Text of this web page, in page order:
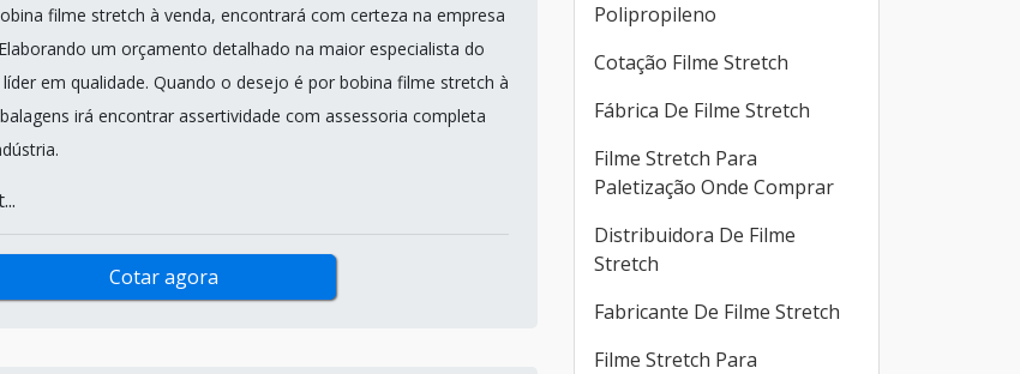
filme stretch à venda, encontrará com certeza na empresa
um orçamento detalhado na maior especialista do
em qualidade. Quando o desejo é por bobina filme stretch à
irá encontrar assertividade com assessoria completa
Cotar agora
Polipropileno
Cotação Filme Stretch
Fábrica De Filme Stretch
Filme Stretch Para
Paletização Onde Comprar
Distribuidora De Filme
Stretch
Fabricante De Filme Stretch
Filme Stretch Para